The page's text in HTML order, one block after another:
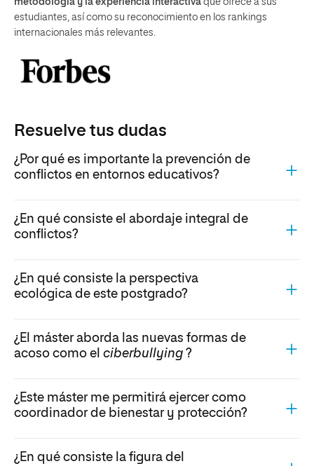
metodología y la experiencia interactiva que ofrece a sus
estudiantes, así como su reconocimiento en los rankings
internacionales más relevantes.
Resuelve tus dudas
¿Por qué es importante la prevención de
conflictos en entornos educativos?
¿En qué consiste el abordaje integral de
conflictos?
¿En qué consiste la perspectiva
ecológica de este postgrado?
¿El máster aborda las nuevas formas de
acoso como el ciberbullying ?
¿Este máster me permitirá ejercer como
coordinador de bienestar y protección?
¿En qué consiste la figura del